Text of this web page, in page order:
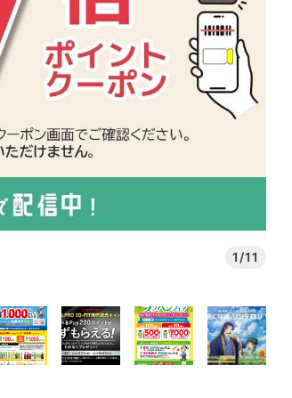
1/11